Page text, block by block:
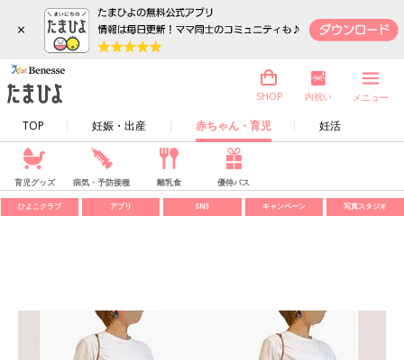
×
TOP 妊娠・出産 赤ちゃん・育児 妊活
SHOP 内祝い メニュー
育児グッズ 病気・予防接種 離乳食 優待パス
ひよこクラブ アプリ SNS キャンペーン 写真スタジオ